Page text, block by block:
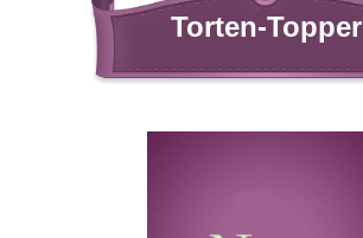
Torten-Topper